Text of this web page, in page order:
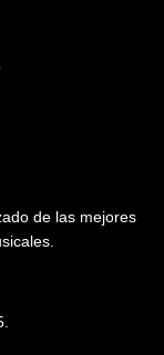
de las mejores